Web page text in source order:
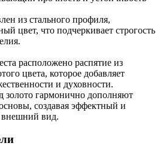
из стального профиля,
цвет, что подчеркивает строгость
расположено распятие из
цвета, которое добавляет
и духовности.
золото гармонично дополняют
создавая эффектный и
вид.